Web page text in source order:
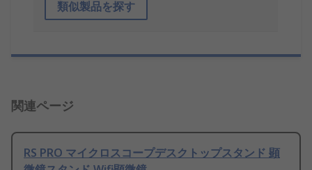
類似製品を探す
関連ページ
RS PRO マイクロスコープデスクトップスタンド 顕